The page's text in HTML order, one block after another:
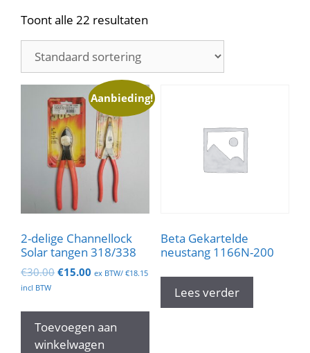
Toont alle 22 resultaten
Aanbieding!
2-delige Channellock
Solar tangen 318/338
€30.00 Oorspronkelijke
€30.00.
€15.00 Huidige
€15.00.
ex BTW/ €18.15
incl BTW
Toevoegen aan
winkelwagen
Beta Gekartelde
neustang 1166N-200
Lees verder